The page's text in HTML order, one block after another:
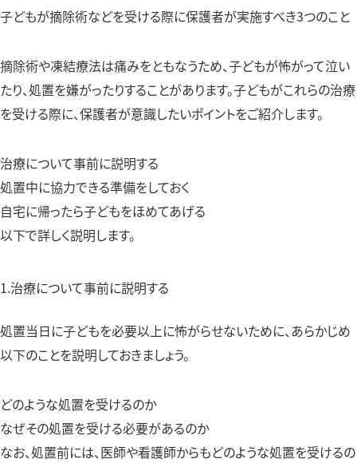
子どもが摘除術などを受ける際に保護者が実施すべき3つのこと
摘除術や凍結療法は痛みをともなうため、子どもが怖がって泣い
たり、処置を嫌がったりすることがあります。子どもがこれらの治療
を受ける際に、保護者が意識したいポイントをご紹介します。
治療について事前に説明する
処置中に協力できる準備をしておく
自宅に帰ったら子どもをほめてあげる
以下で詳しく説明します。
1.治療について事前に説明する
処置当日に子どもを必要以上に怖がらせないために、あらかじめ
以下のことを説明しておきましょう。
どのような処置を受けるのか
なぜその処置を受ける必要があるのか
なお、処置前には、医師や看護師からもどのような処置を受けるの